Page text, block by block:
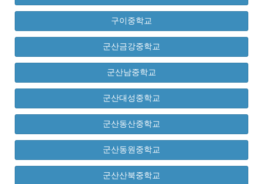
구이중학교
군산금강중학교
군산남중학교
군산대성중학교
군산동산중학교
군산동원중학교
군산산북중학교